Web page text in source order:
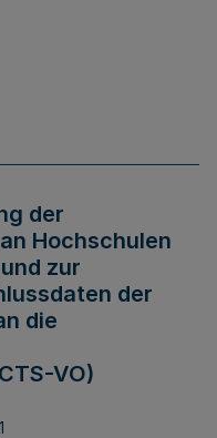
der
Hochschulen
zur
der
die
VO)